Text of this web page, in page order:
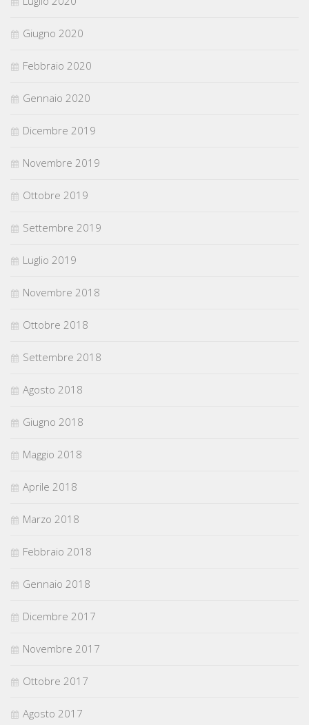
Giugno 2020
Febbraio 2020
Gennaio 2020
Dicembre 2019
Novembre 2019
Ottobre 2019
Settembre 2019
Luglio 2019
Novembre 2018
Ottobre 2018
Settembre 2018
Agosto 2018
Giugno 2018
Maggio 2018
Aprile 2018
Marzo 2018
Febbraio 2018
Gennaio 2018
Dicembre 2017
Novembre 2017
Ottobre 2017
Agosto 2017